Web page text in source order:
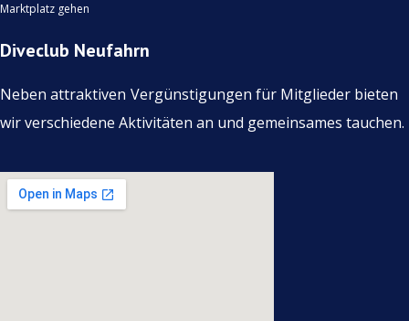
Marktplatz gehen
Diveclub Neufahrn
Neben attraktiven Vergünstigungen für Mitglieder bieten
wir verschiedene Aktivitäten an und gemeinsames tauchen.